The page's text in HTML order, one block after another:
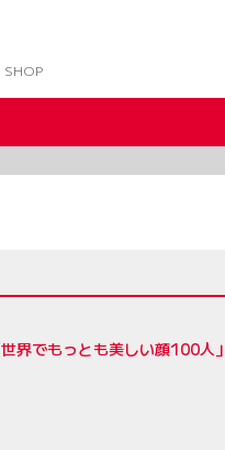
SHOP
界でもっとも美しい顔100人